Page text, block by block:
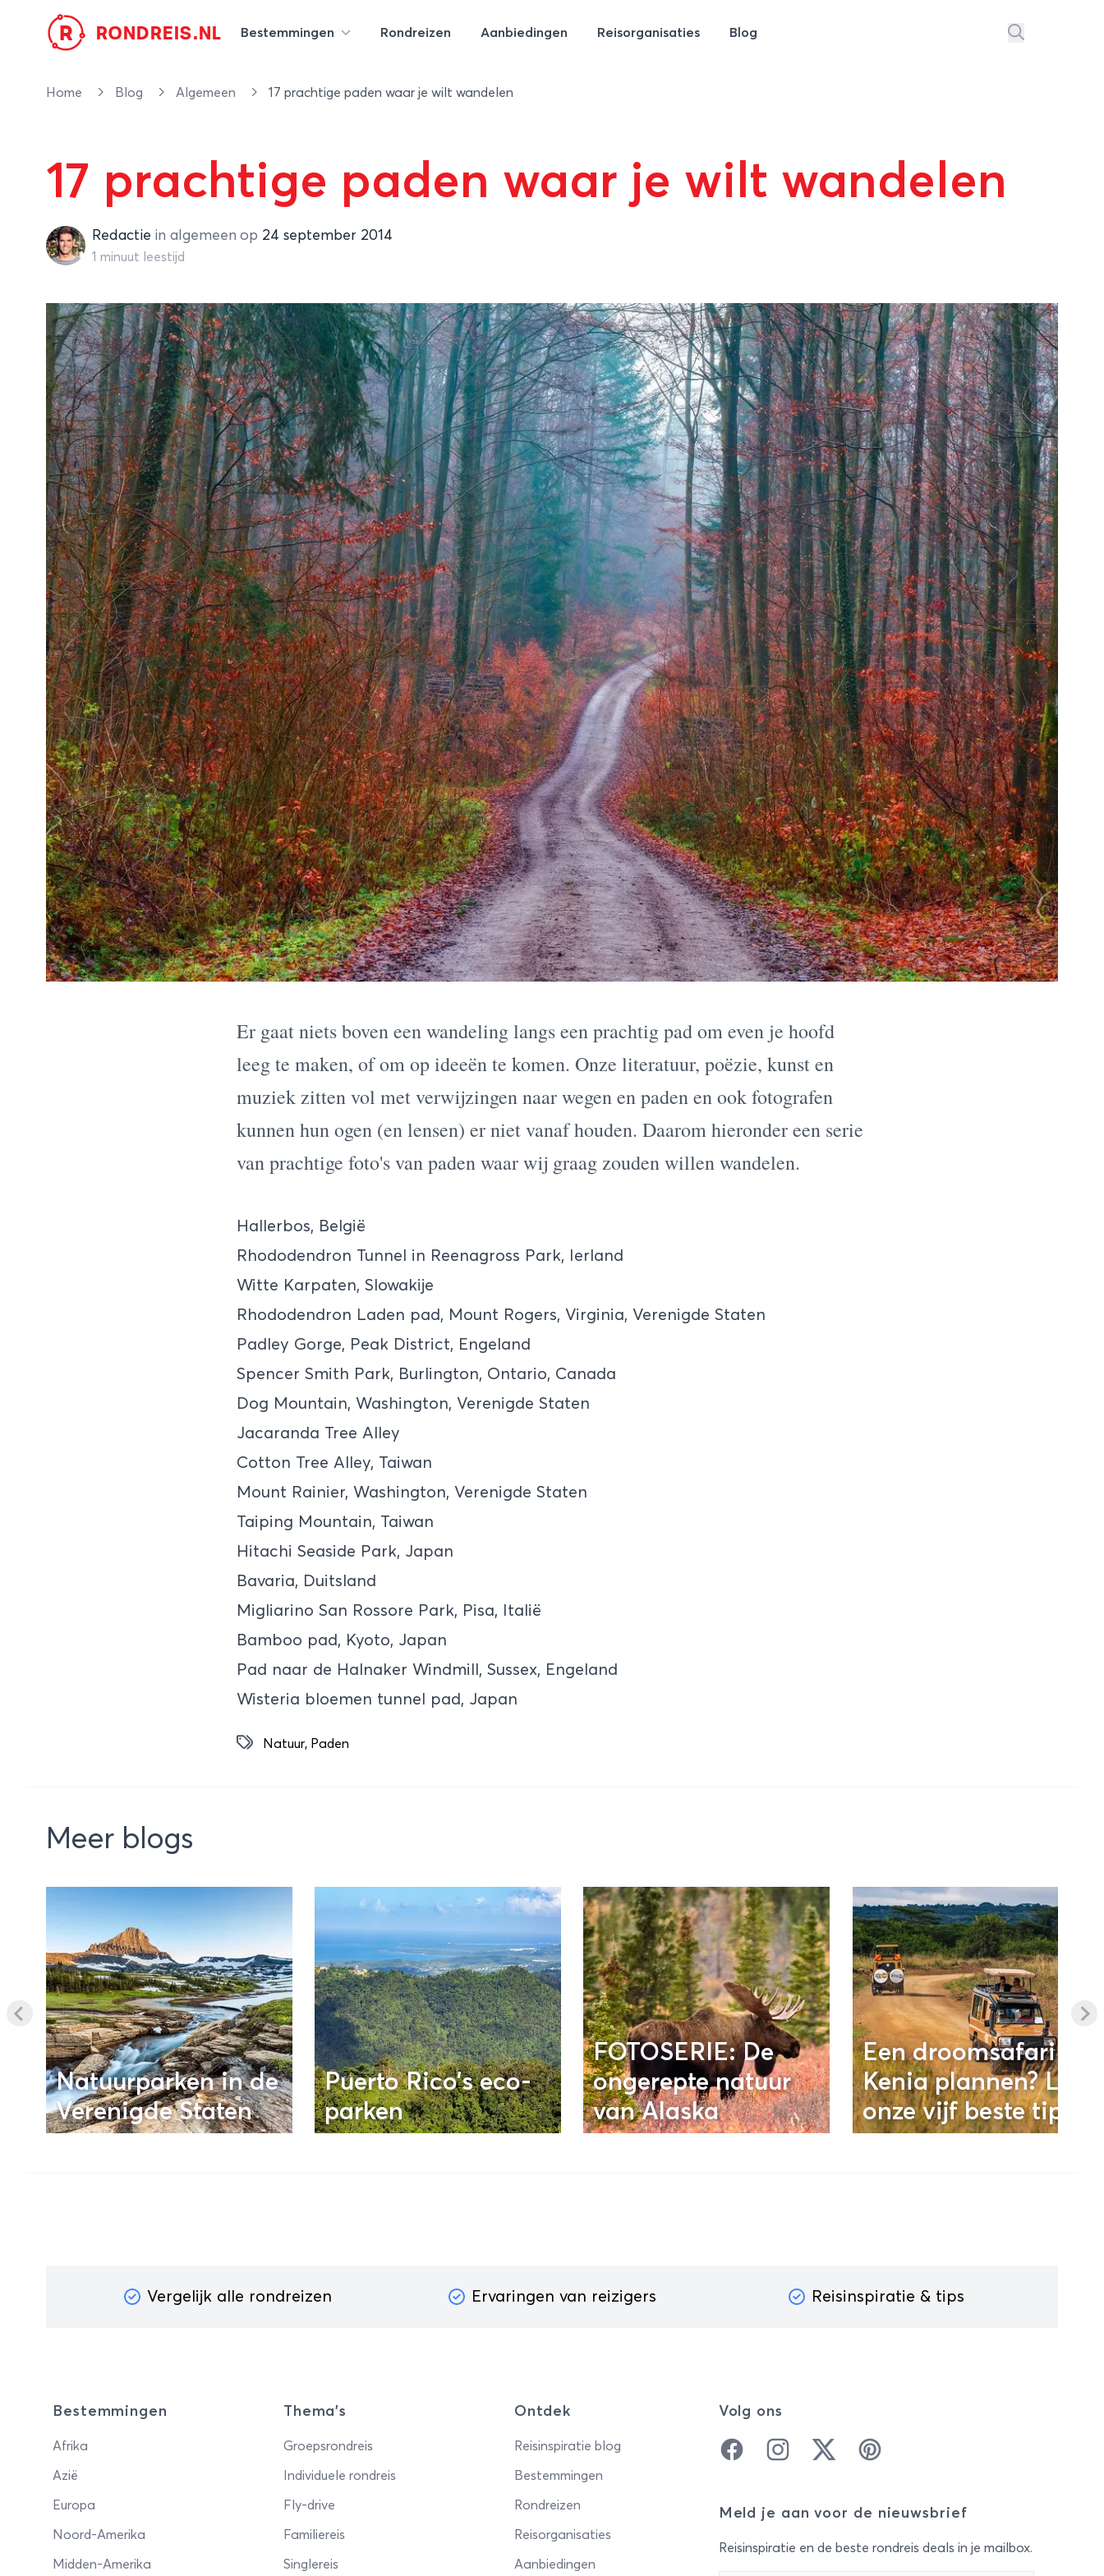
R RONDREIS.NL Bestemmingen Rondreizen Aanbiedingen Reisorganisaties Blog
Home Blog Algemeen 17 prachtige paden waar je wilt wandelen
17 prachtige paden waar je wilt wandelen
RedactieRedactie in algemeen op 24 september 2014
1 minuut leestijd
Er gaat niets boven een wandeling langs een prachtig pad om even je hoofd
leeg te maken, of om op ideeën te komen. Onze literatuur, poëzie, kunst en
muziek zitten vol met verwijzingen naar wegen en paden en ook fotografen
kunnen hun ogen (en lensen) er niet vanaf houden. Daarom hieronder een serie
van prachtige foto's van paden waar wij graag zouden willen wandelen.
Hallerbos, België
Rhododendron Tunnel in Reenagross Park, Ierland
Witte Karpaten, Slowakije
Rhododendron Laden pad, Mount Rogers, Virginia, Verenigde Staten
Padley Gorge, Peak District, Engeland
Spencer Smith Park, Burlington, Ontario, Canada
Dog Mountain, Washington, Verenigde Staten
Jacaranda Tree Alley
Cotton Tree Alley, Taiwan
Mount Rainier, Washington, Verenigde Staten
Taiping Mountain, Taiwan
Hitachi Seaside Park, Japan
Bavaria, Duitsland
Migliarino San Rossore Park, Pisa, Italië
Bamboo pad, Kyoto, Japan
Pad naar de Halnaker Windmill, Sussex, Engeland
Wisteria bloemen tunnel pad, Japan
Natuur, Paden
Meer blogs
Natuurparken in de
Verenigde Staten
Puerto Rico’s eco-
parken
FOTOSERIE: De
ongerepte natuur
van Alaska
Een droomsafari in
Kenia plannen? Lees
onze vijf beste tips!
Vergelijk alle rondreizen Ervaringen van reizigers Reisinspiratie & tips
Bestemmingen
Afrika
Azië
Europa
Noord-Amerika
Midden-Amerika
Thema's
Groepsrondreis
Individuele rondreis
Fly-drive
Familiereis
Singlereis
Ontdek
Reisinspiratie blog
Bestemmingen
Rondreizen
Reisorganisaties
Aanbiedingen
Volg ons
FacebookInstagramTwitter Pinterest
Meld je aan voor de nieuwsbrief
Reisinspiratie en de beste rondreis deals in je mailbox.